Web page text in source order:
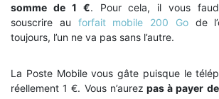
somme de 1 €. Pour cela, il vous
souscrire au forfait mobile 200 Gode
toujours, l’un ne va pas sans l’autre.
La Poste Mobile vous gâte puisque le
réellement 1 €. Vous n’aurez pas à payer